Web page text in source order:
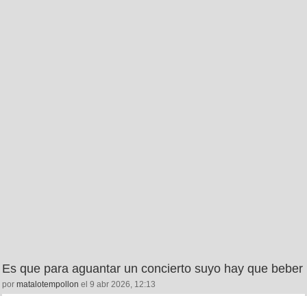
Es que para aguantar un concierto suyo hay que beber
por matalotempollon el 9 abr 2026, 12:13